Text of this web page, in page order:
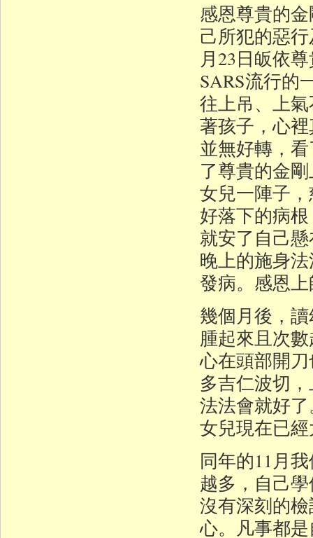
感恩尊貴的
己所犯的惡
月23日皈依
SARS流行的
往上吊、上
著孩子，心
並無好轉，
了尊貴的金
女兒一陣子
好落下的病
就安了自己
晚上的施身
發病。感恩
幾個月後，
腫起來且次
心在頭部開
多吉仁波切
法法會就好
女兒現在已
同年的11月
越多，自己
沒有深刻的
心。凡事都